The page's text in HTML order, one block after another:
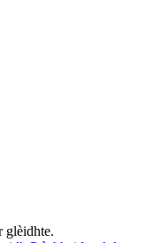
glèidhte.